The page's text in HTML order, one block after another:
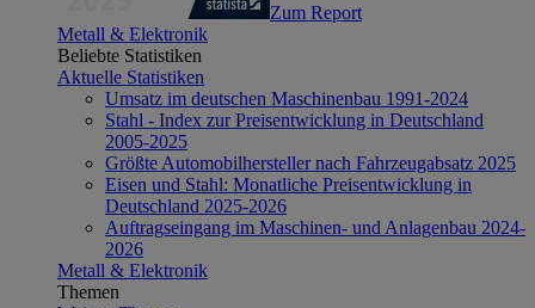
Zum Report
Metall & Elektronik
Beliebte Statistiken
Aktuelle Statistiken
Umsatz im deutschen Maschinenbau 1991-2024
Stahl - Index zur Preisentwicklung in Deutschland
2005-2025
Größte Automobilhersteller nach Fahrzeugabsatz 2025
Eisen und Stahl: Monatliche Preisentwicklung in
Deutschland 2025-2026
Auftragseingang im Maschinen- und Anlagenbau 2024-
2026
Metall & Elektronik
Themen